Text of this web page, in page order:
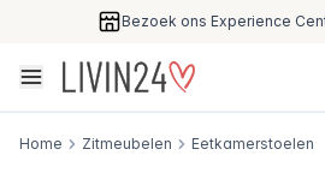
Bezoek ons Experience
Home Zitmeubelen Eetkamerstoelen